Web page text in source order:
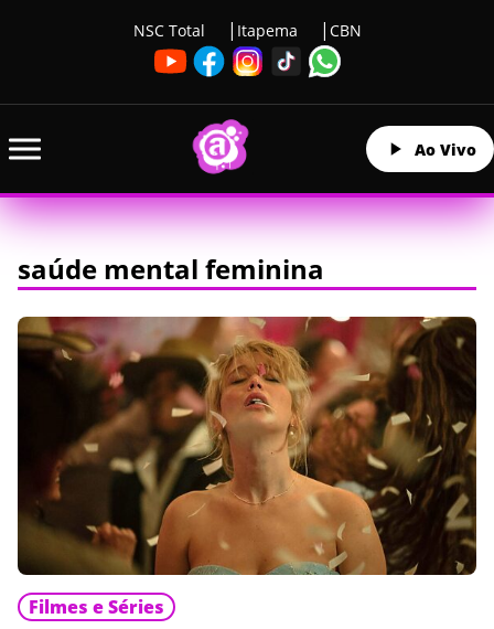
NSC Total Itapema CBN
Ao Vivo
saúde mental feminina
Filmes e Séries